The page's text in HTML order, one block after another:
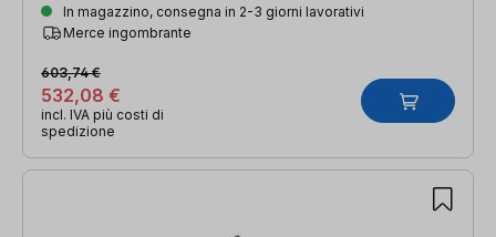
In magazzino, consegna in 2-3 giorni lavorativi
Merce ingombrante
532,08 €
603,74 €
incl. IVA più costi di
spedizione